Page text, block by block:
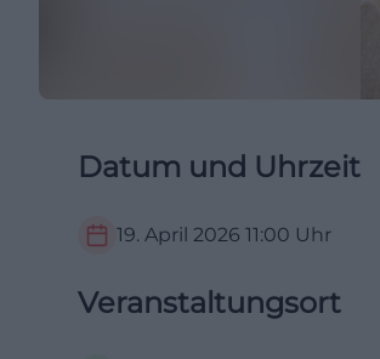
Datum und Uhrzeit
19. April 2026 11:00 Uhr
Veranstaltungsort